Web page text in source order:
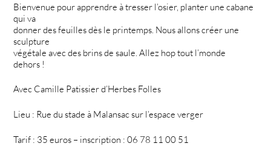
Bienvenue pour apprendre à tresser l’osier, planter une cabane
qui va
donner des feuilles dès le printemps. Nous allons créer une
sculpture
végétale avec des brins de saule. Allez hop tout l’monde
dehors !
Avec Camille Patissier d’Herbes Folles
Lieu : Rue du stade à Malansac sur l’espace verger
Tarif : 35 euros – inscription : 06 78 11 00 51